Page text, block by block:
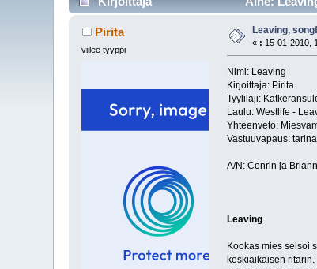
Pirita
viilee tyyppi
Leaving,
« : 15-01-2010,
Nimi: Leaving
Kirjoittaja: Pirita
Tyylilaji:
Laulu: Westlife -
Yhteenveto:
Vastuuvapaus:
A/N: Conrin ja
Leaving
Kookas mies seisoi
keskiaikaisen ritarin.